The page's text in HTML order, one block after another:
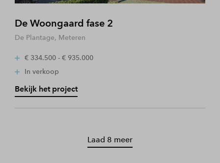
De Woongaard fase 2
De Plantage, Meteren
€ 334.500 - € 935.000
In verkoop
Bekijk het project
Laad 8 meer